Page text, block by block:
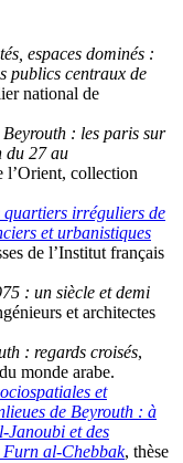
espaces dominés :
publics centraux de
national de
Beyrouth : les paris sur
du 27 au
l’Orient, collection
quartiers irréguliers de
et urbanistiques
de l’Institut français
: un siècle et demi
et architectes
: regards croisés,
monde arabe.
et
de Beyrouth : à
Janoubi et des
al-Chebbak, thèse